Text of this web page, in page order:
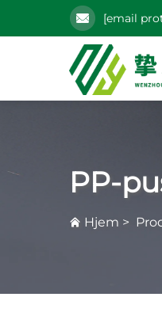
[email
PP-
Hjem >